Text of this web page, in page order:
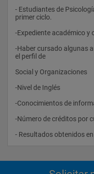
- Estudiantes de
primer ciclo.
-Expediente académico y
-Haber cursado algunas
el perfil de
Social y Organizaciones
-Nivel de Inglés
-Conocimientos de
-Número de créditos por